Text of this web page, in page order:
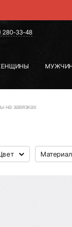
280-33-48
на завязках
Материал